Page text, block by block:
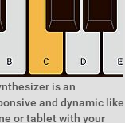
is an
and dynamic like
or tablet with your